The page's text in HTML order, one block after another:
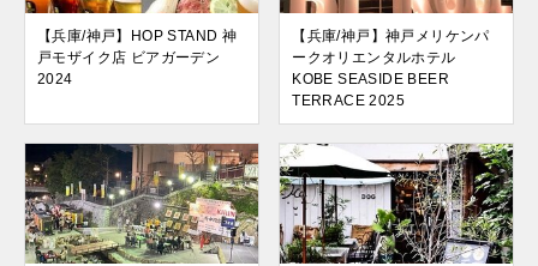
【兵庫/神戸】HOP STAND 神
戸モザイク店 ビアガーデン
2024
【兵庫/神戸】神戸メリケンパ
ークオリエンタルホテル
KOBE SEASIDE BEER
TERRACE 2025